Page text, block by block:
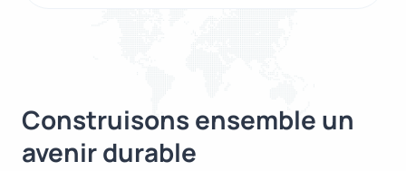
Construisons ensemble un
avenir durable